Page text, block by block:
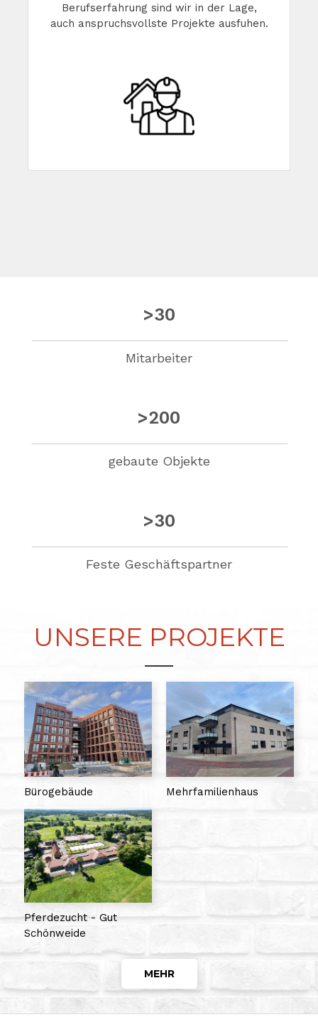
Berufserfahrung sind wir in der Lage,
auch anspruchsvollste Projekte ausfuhen.
>30
Mitarbeiter
>200
gebaute Objekte
>30
Feste Geschäftspartner
UNSERE PROJEKTE
Bürogebäude Mehrfamilienhaus
Pferdezucht - Gut
Schönweide
MEHR